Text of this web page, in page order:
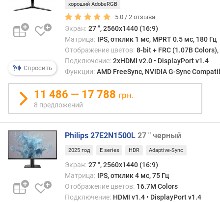
и
о
г
т
ы
э
а
н
т
и
п
м
Спросить
хороший AdobeRGB
5.0 /2 отзыва
Экран: 27 ", 2560x1440 (16:9)
Матрица: IPS, отклик 1 мс, MPRT 0.5 мс, 180 Гц
Отображение цветов: 8-bit + FRC (1.07B Colors),
Подключение: 2xHDMI v2.0 • DisplayPort v1.4
Функции: AMD FreeSync, NVIDIA G-Sync
11 486 — 17 788 грн.
8 предложений
Philips 27E2N1500L 27 " черный
2025 год E series HDR Adaptive-Sync
Экран: 27 ", 2560x1440 (16:9)
Матрица: IPS, отклик 4 мс, 75 Гц
Отображение цветов: 16.7M Colors
Подключение: HDMI v1.4 • DisplayPort v1.4